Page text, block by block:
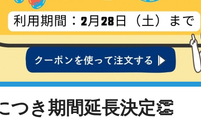
つき期間延長決定👏